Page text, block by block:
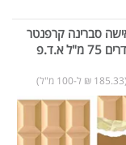
סברינה קרפנטר
מ"ל א.ד.פ